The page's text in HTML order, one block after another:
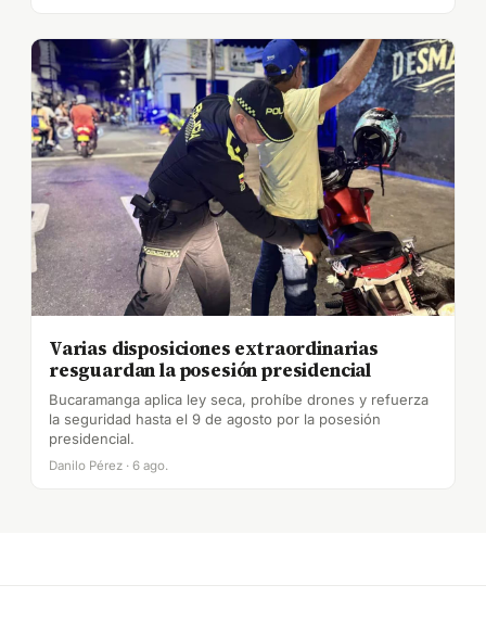
Varias disposiciones extraordinarias
resguardan la posesión presidencial
Bucaramanga aplica ley seca, prohíbe drones y refuerza
la seguridad hasta el 9 de agosto por la posesión
presidencial.
Danilo Pérez · 6 ago.